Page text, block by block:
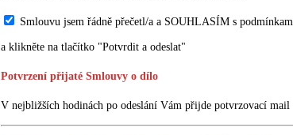
Smlouvu jsem řádně přečetl/a a SOUHLASÍM s
a klikněte na tlačítko "Potvrdit a odeslat"
Potvrzení přijaté Smlouvy o dílo
V nejbližších hodinách po odeslání Vám přijde potvrzovací